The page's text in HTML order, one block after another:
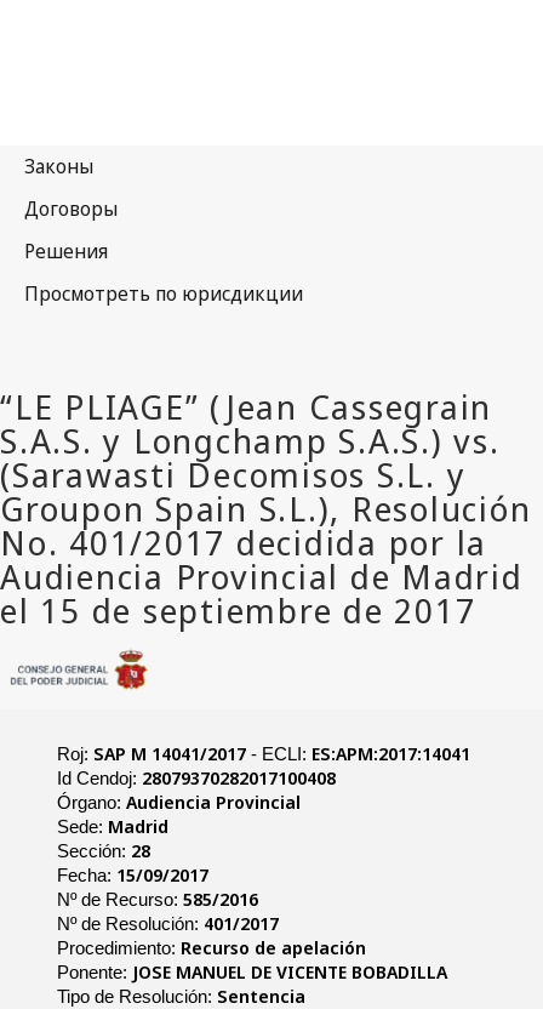
Roj: SAP M 14041/2017- ECLI: ES:APM:2017:14041
Id Cendoj: 28079370282017100408
Órgano: Audiencia Provincial
Sede: Madrid
Sección: 28
Fecha: 15/09/2017
Nº de Recurso: 585/2016
Nº de Resolución: 401/2017
Procedimiento: Recurso de apelación
Ponente: JOSE MANUEL DE VICENTE BOBADILLA
Tipo de Resolución: Sentencia